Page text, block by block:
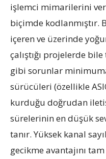
işlemci mimarilerini
biçimde kodlanmıştır.
içeren ve üzerinde
çalıştığı projelerde
gibi sorunlar
sürücüleri (özellikle
kurduğu doğrudan
sürelerinin en düşük
tanır. Yüksek kanal
gecikme avantajını